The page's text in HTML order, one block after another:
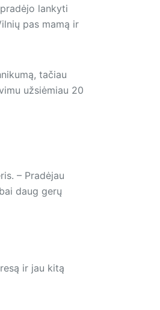
lankyti
pas mamą ir
tačiau
užsiėmiau 20
– Pradėjau
daug gerų
ir jau kitą